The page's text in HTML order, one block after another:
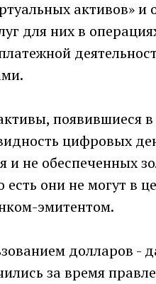
активов» и
для них в
появившиеся в
цифровых
и не обеспеченных
они не могут в
эмитентом.
долларов -
за время